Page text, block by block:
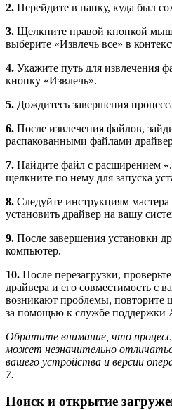
2. Перейдите в папку, куда был
3. Щелкните правой кнопкой
выберите «Извлечь все» в
4. Укажите путь для извлечения
кнопку «Извлечь».
5. Дождитесь завершения
6. После извлечения файлов,
распакованными файлами
7. Найдите файл с расширением
щелкните по нему для запуска
8. Следуйте инструкциям
установить драйвер на вашу
9. После завершения установки
компьютер.
10. После перезагрузки,
драйвера и его совместимость с
возникают проблемы, повторите
за помощью к службе поддержки
Обратите внимание, что процесс
может незначительно
вашего устройства и версии
7.
Поиск и открытие